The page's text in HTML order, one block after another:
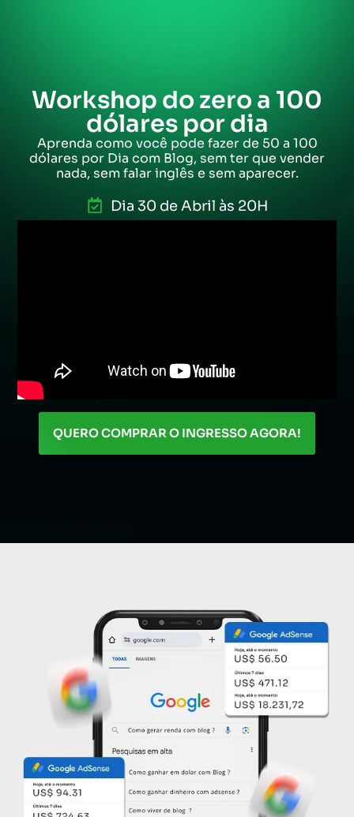
Workshop do zero a 100
dólares por dia
Aprenda como você pode fazer de 50 a 100
dólares por Dia com Blog, sem ter que vender
nada, sem falar inglês e sem aparecer.
Dia 30 de Abril às 20H
QUERO COMPRAR O INGRESSO AGORA!